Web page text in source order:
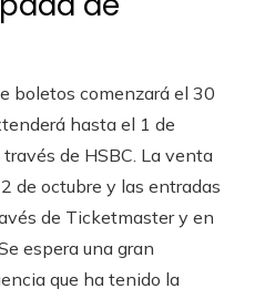
boletos comenzará el 30
hasta el 1 de
de HSBC. La venta
de octubre y las entradas
de Ticketmaster y en
espera una gran
que ha tenido la